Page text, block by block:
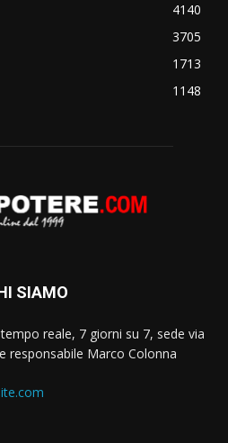
4140
3705
1713
1148
SIAMO
reale, 7 giorni su 7, sede via
responsabile Marco Colonna